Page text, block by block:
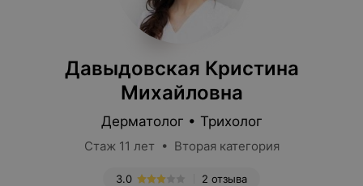
Давыдовская Кристина
Михайловна
Дерматолог • Трихолог
Стаж 11 лет • Вторая категория
2 отзыва
3.0